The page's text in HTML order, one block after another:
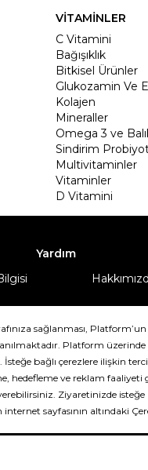
VİTAMİNLER
C Vitamini
Bağışıklık
Bitkisel Ürünler
Glukozamin Ve
Kolajen
Mineraller
Omega 3 ve
Sindirim
Multivitaminler
Vitaminler
D Vitamini
Yardım
2022-2026. Tüm hakları